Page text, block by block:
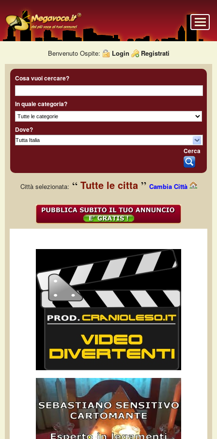
Benvenuto Ospite: Login Registrati
Cosa vuoi cercare?
In quale categoria?
Dove?
Cerca
Città selezionata: Tutte le citta Cambia Città